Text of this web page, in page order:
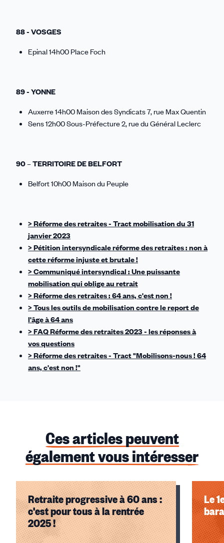
88 - VOSGES
Epinal 14h00 Place Foch
89 - YONNE
Auxerre 14h00 Maison des Syndicats 7, rue Max Quentin
Sens 12h00 Sous-Préfecture 2, rue du Général Leclerc
90 – TERRITOIRE DE BELFORT
Belfort 10h00 Maison du Peuple
> Réforme des retraites - Tract mobilisation du 31
janvier 2023
> Pétition intersyndicale réforme des retraites : non à
cette réforme injuste et brutale !
> Communiqué intersyndical : Une puissante
mobilisation qui oblige au retrait
> Réforme des retraites : 64 ans, c'est non !
> Tous les outils de mobilisation contre le report de
l'âge à 64 ans
> FAQ Réforme des retraites 2023 - les réponses à
vos questions
> Réforme des retraites - Tract "Mobilisons-nous ! 64
ans, c'est non !"
Ces articles peuvent
également vous intéresser
Retraite progressive à 60 ans :
c'est pour tous à la rentrée
2025 !
Le